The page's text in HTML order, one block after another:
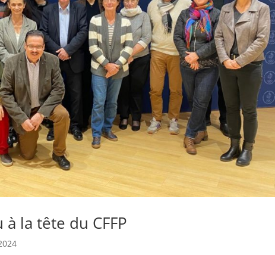
la tête du CFFP